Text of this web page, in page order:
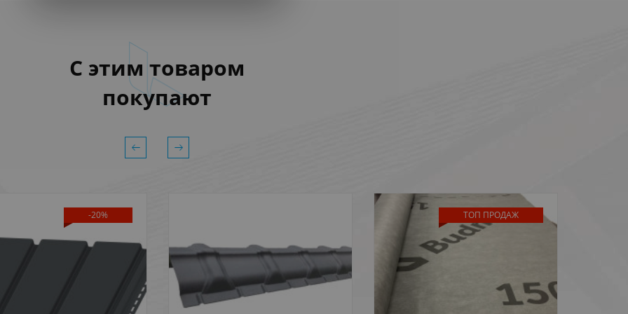
С этим товаром
покупают
-20% ТОП ПРОДАЖ